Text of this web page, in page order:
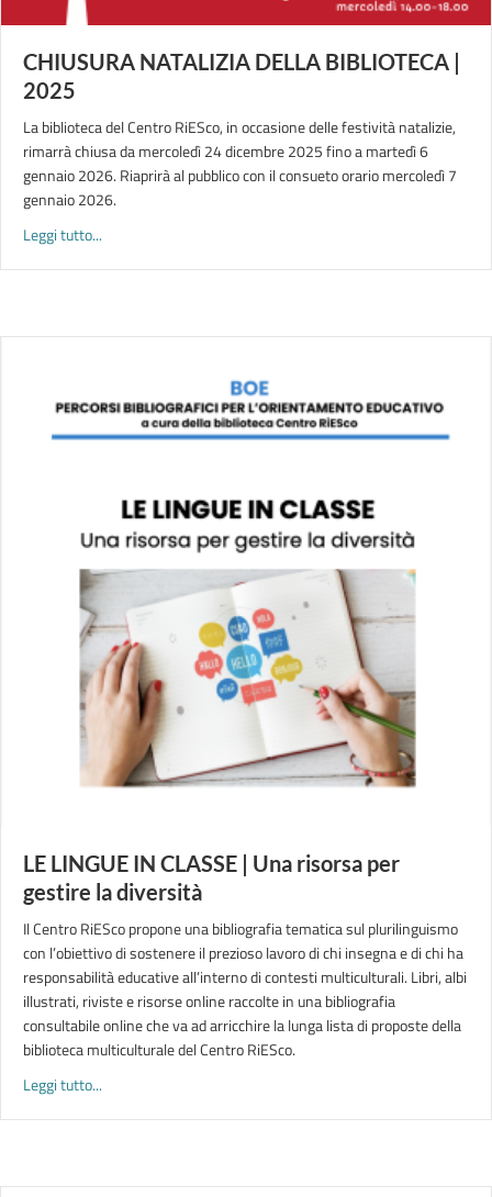
CHIUSURA NATALIZIA DELLA BIBLIOTECA |
2025
La biblioteca del Centro RiESco, in occasione delle festività natalizie,
rimarrà chiusa da mercoledì 24 dicembre 2025 fino a martedì 6
gennaio 2026. Riaprirà al pubblico con il consueto orario mercoledì 7
gennaio 2026.
Leggi tutto...
LE LINGUE IN CLASSE | Una risorsa per
gestire la diversità
Il Centro RiESco propone una bibliografia tematica sul plurilinguismo
con l’obiettivo di sostenere il prezioso lavoro di chi insegna e di chi ha
responsabilità educative all’interno di contesti multiculturali. Libri, albi
illustrati, riviste e risorse online raccolte in una bibliografia
consultabile online che va ad arricchire la lunga lista di proposte della
biblioteca multiculturale del Centro RiESco.
Leggi tutto...